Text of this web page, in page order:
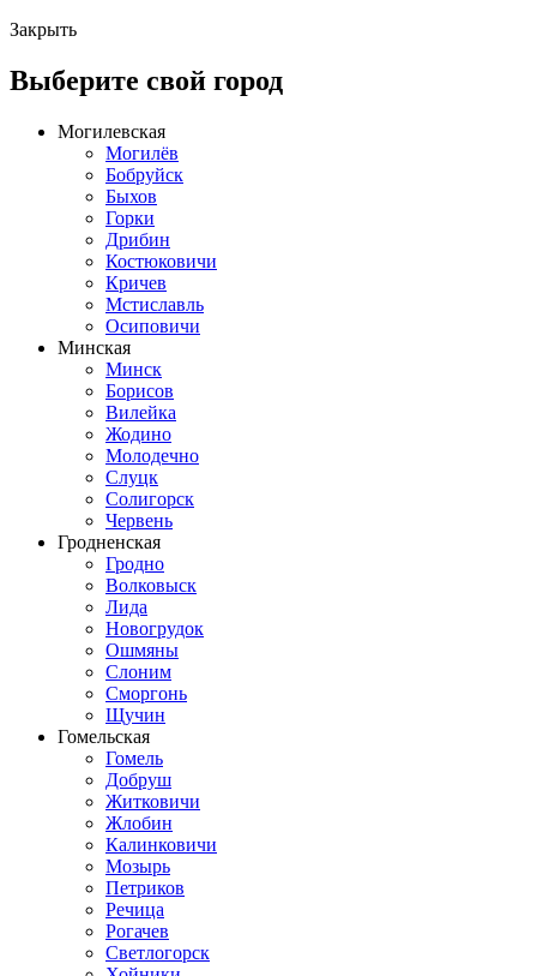
Закрыть
Выберите свой город
Могилевская
Могилёв
Бобруйск
Быхов
Горки
Дрибин
Костюковичи
Кричев
Мстиславль
Осиповичи
Минская
Минск
Борисов
Вилейка
Жодино
Молодечно
Слуцк
Солигорск
Червень
Гродненская
Гродно
Волковыск
Лида
Новогрудок
Ошмяны
Слоним
Сморгонь
Щучин
Гомельская
Гомель
Добруш
Житковичи
Жлобин
Калинковичи
Мозырь
Петриков
Речица
Рогачев
Светлогорск